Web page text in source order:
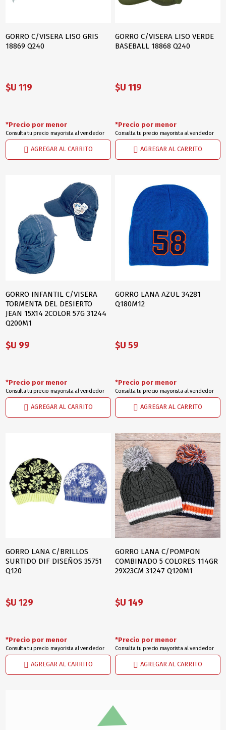
GORRO C/VISERA LISO GRIS
18869 Q240
$U 119
AGREGAR AL CARRITO
*Precio por menor
Consulta tu precio mayorista al vendedor
GORRO C/VISERA LISO VERDE
BASEBALL 18868 Q240
$U 119
AGREGAR AL CARRITO
*Precio por menor
Consulta tu precio mayorista al vendedor
GORRO INFANTIL C/VISERA
TORMENTA DEL DESIERTO
JEAN 15X14 2COLOR 57G 31244
Q200M1
$U 99
AGREGAR AL CARRITO
*Precio por menor
Consulta tu precio mayorista al vendedor
GORRO LANA AZUL 34281
Q180M12
$U 59
AGREGAR AL CARRITO
*Precio por menor
Consulta tu precio mayorista al vendedor
GORRO LANA C/BRILLOS
SURTIDO DIF DISEÑOS 35751
Q120
$U 129
AGREGAR AL CARRITO
*Precio por menor
Consulta tu precio mayorista al vendedor
GORRO LANA C/POMPON
COMBINADO 5 COLORES 114GR
29X23CM 31247 Q120M1
$U 149
AGREGAR AL CARRITO
*Precio por menor
Consulta tu precio mayorista al vendedor